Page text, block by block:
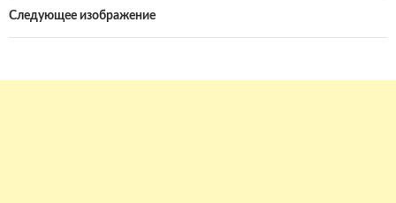
Следующее изображение